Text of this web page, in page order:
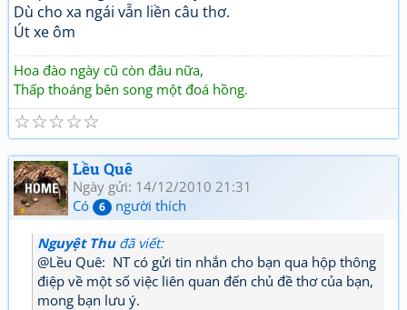
Dù cho xa ngái vẫn liền câu thơ.
Út xe ôm
Hoa đào ngày cũ còn đâu nữa,
Thấp thoáng bên song một đoá hồng.
☆
☆
☆
☆
☆
Lều Quê
Ngày gửi: 14/12/2010 21:31
Có
6 người thích
Nguyệt Thuđã viết:
@Lều Quê: NT có gửi tin nhắn cho bạn qua hộp thông
điệp về một số việc liên quan đến chủ đề thơ của bạn,
mong bạn lưu ý.